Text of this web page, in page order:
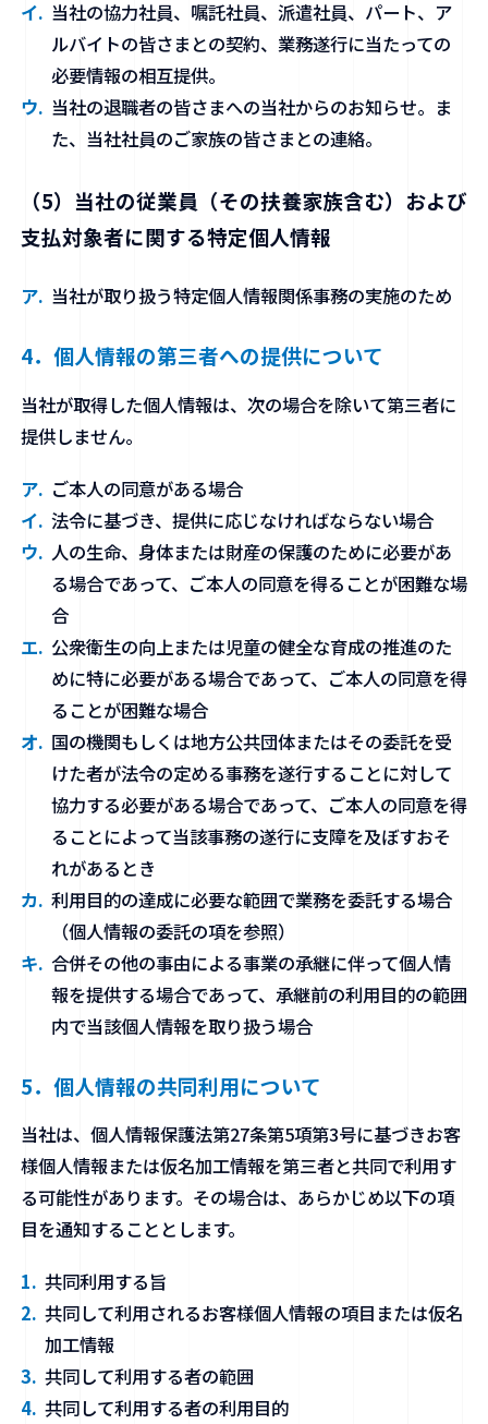
当社の協力社員、嘱託社員、派遣社員、パート、ア
ルバイトの皆さまとの契約、業務遂行に当たっての
必要情報の相互提供。
当社の退職者の皆さまへの当社からのお知らせ。ま
た、当社社員のご家族の皆さまとの連絡。
（5）当社の従業員（その扶養家族含む）および
支払対象者に関する特定個人情報
当社が取り扱う特定個人情報関係事務の実施のため
4．個人情報の第三者への提供について
当社が取得した個人情報は、次の場合を除いて第三者に
提供しません。
ご本人の同意がある場合
法令に基づき、提供に応じなければならない場合
人の生命、身体または財産の保護のために必要があ
る場合であって、ご本人の同意を得ることが困難な場
合
公衆衛生の向上または児童の健全な育成の推進のた
めに特に必要がある場合であって、ご本人の同意を得
ることが困難な場合
国の機関もしくは地方公共団体またはその委託を受
けた者が法令の定める事務を遂行することに対して
協力する必要がある場合であって、ご本人の同意を得
ることによって当該事務の遂行に支障を及ぼすおそ
れがあるとき
利用目的の達成に必要な範囲で業務を委託する場合
（個人情報の委託の項を参照）
合併その他の事由による事業の承継に伴って個人情
報を提供する場合であって、承継前の利用目的の範囲
内で当該個人情報を取り扱う場合
5．個⼈情報の共同利用について
当社は、個人情報保護法第27条第5項第3号に基づきお客
様個人情報または仮名加工情報を第三者と共同で利用す
る可能性があります。その場合は、あらかじめ以下の項
目を通知することとします。
共同利用する旨
共同して利用されるお客様個人情報の項目または仮名
加工情報
共同して利用する者の範囲
共同して利用する者の利用目的